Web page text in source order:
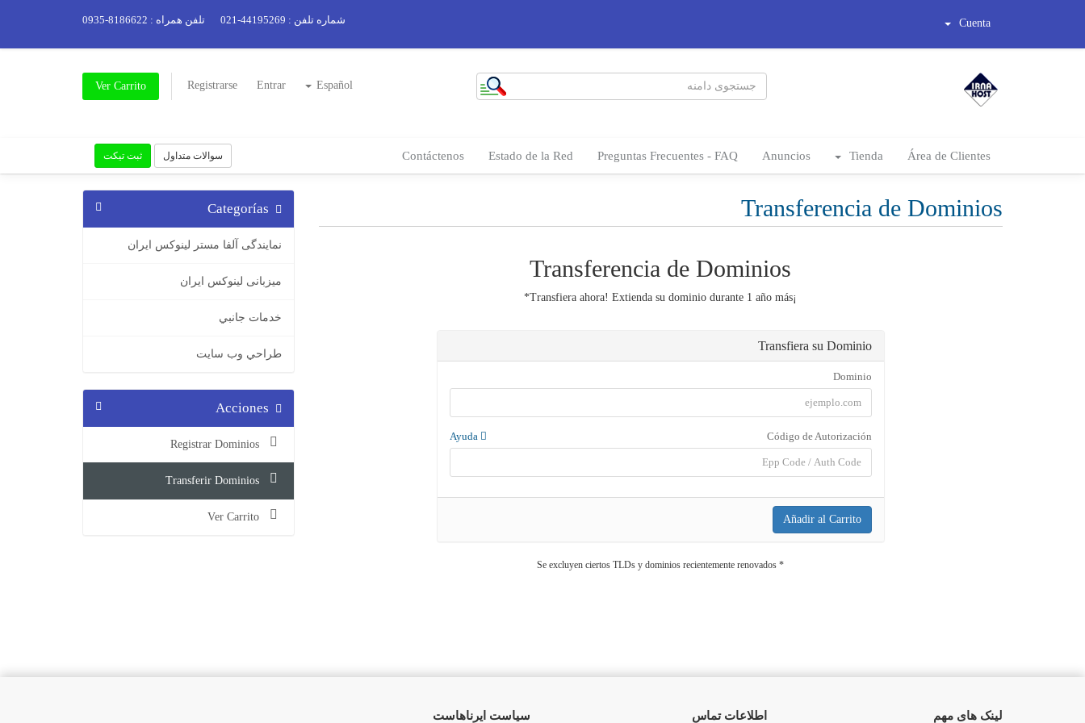
Cuenta شماره تلفن : 44195269-021 تلفن همراه : 8186622-0935
Español
Entrar
Registrarse
Ver Carrito
Área de Clientes
Tienda
Anuncios
Preguntas Frecuentes - FAQ
Estado de la Red
Contáctenos سوالات متداول ثبت تیکت
Transferencia de Dominios
نمایندگی آلفا مستر لینوکس ایران
میزبانی لینوکس ایران
خدمات جانبي
طراحي وب سايت
Registrar Dominios
Transferir Dominios
Ver Carrito
Transferencia de Dominios
¡Transfiera ahora! Extienda su dominio durante 1 año más*
Transfiera su Dominio
Dominio
Código de Autorización
Ayuda
Añadir al Carrito
* Se excluyen ciertos TLDs y dominios recientemente renovados
لینک های مهم اطلاعات تماس سیاست ایرناهاست